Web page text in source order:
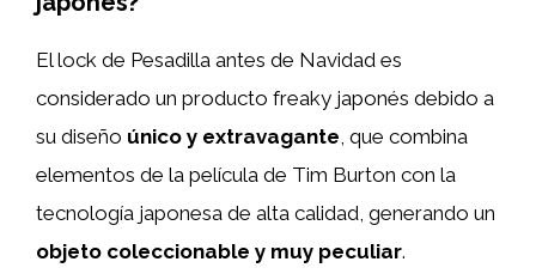
El lock de Pesadilla antes de Navidad es
considerado un producto freaky japonés debido a
su diseño único y extravagante, que combina
elementos de la película de Tim Burton con la
tecnología japonesa de alta calidad, generando un
objeto coleccionable y muy peculiar.